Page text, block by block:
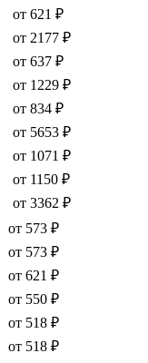
от 621 ₽
от 2177 ₽
от 637 ₽
от 1229 ₽
от 834 ₽
от 5653 ₽
от 1071 ₽
от 1150 ₽
от 3362 ₽
от 573 ₽
от 573 ₽
от 621 ₽
от 550 ₽
от 518 ₽
от 518 ₽